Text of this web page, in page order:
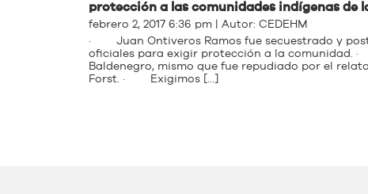
protección a las comunidades indígenas de
febrero 2, 2017 6:36 pm | Autor: CEDEHM
· Juan Ontiveros Ramos fue secuestrado y
oficiales para exigir protección a la comunidad.
Baldenegro, mismo que fue repudiado por el
Forst. · Exigimos […]